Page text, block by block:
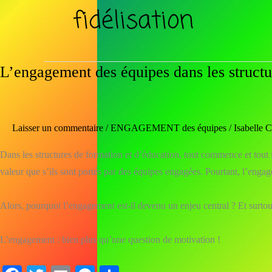
fidélisation
L’engagement des équipes dans les
Laisser un commentaire /ENGAGEMENT des équipes /Isabelle
Dans les structures de formation et d’éducation, tout commence et
valeur que s’ils sont portés par des équipes engagées. Pourtant,
Alors, pourquoi l’engagement est-il devenu un enjeu central ? Et
L’engagement : bien plus qu’une question de motivation !
L’engagement
structures
d’éducation
de